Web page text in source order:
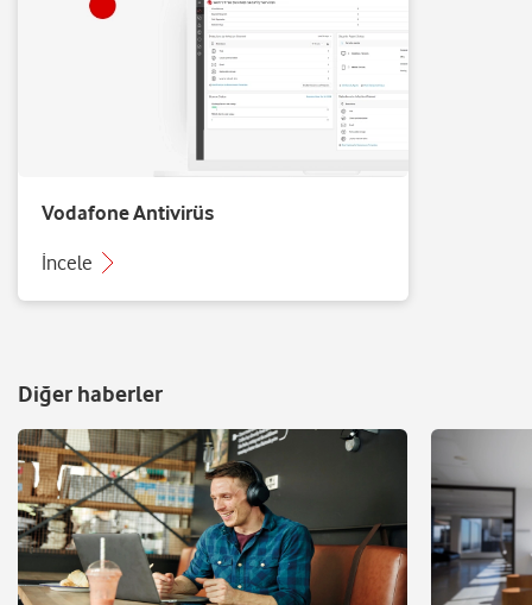
Vodafone Antivirüs
İncele
Diğer haberler